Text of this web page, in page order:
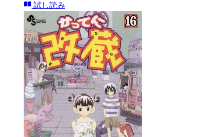
試し読み